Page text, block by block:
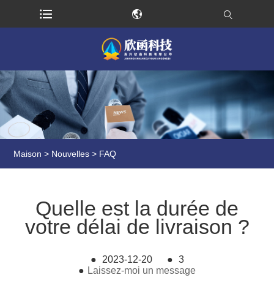
Maison > Nouvelles > FAQ
Quelle est la durée de
votre délai de livraison ?
● 2023-12-20 ● 3
● Laissez-moi un message